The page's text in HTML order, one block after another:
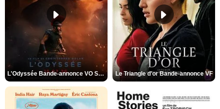
L'Odyssée Bande-annonce VO STFR Le Triangle d'or Bande-annonce VF